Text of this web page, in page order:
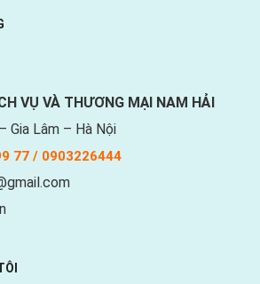
VỤ VÀ THƯƠNG MẠI NAM HẢI
Gia Lâm – Hà Nội
77 / 0903226444